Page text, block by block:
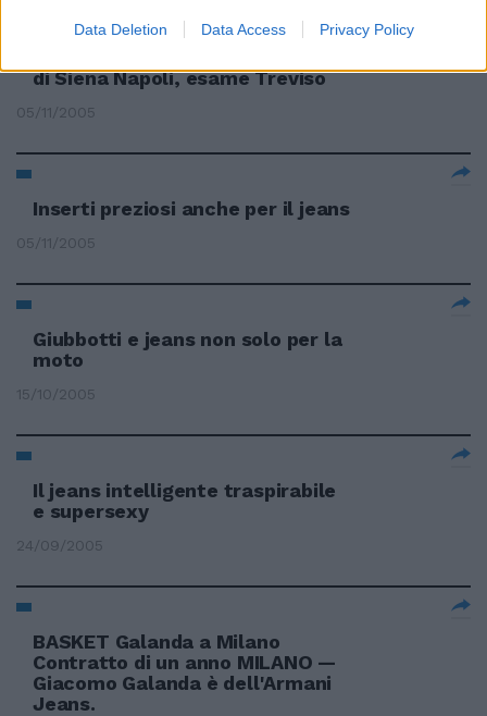
Data Deletion Data Access Privacy Policy
di Siena Napoli, esame Treviso
05/11/2005
Inserti preziosi anche per il jeans
05/11/2005
Giubbotti e jeans non solo per la
moto
15/10/2005
Il jeans intelligente traspirabile
e supersexy
24/09/2005
BASKET Galanda a Milano
Contratto di un anno MILANO —
Giacomo Galanda è dell'Armani
Jeans.